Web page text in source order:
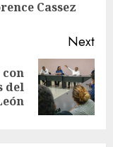
Cassez
Next
del